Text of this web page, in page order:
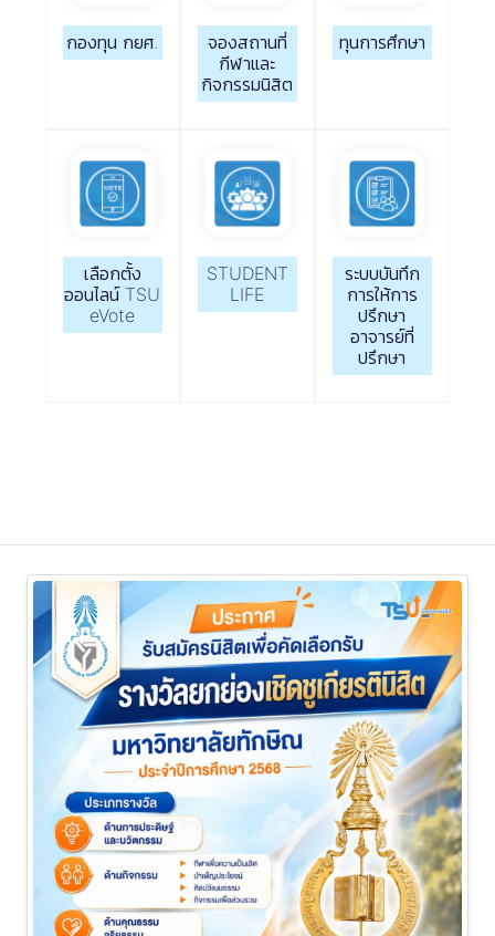
กองทุน กยศ.
จองสถานที่
กีฬาและ
กิจกรรมนิสิต
ทุนการศึกษา
เลือกตั้ง
ออนไลน์ TSU
eVote
STUDENT
LIFE
ระบบบันทึก
การให้การ
ปรึกษา
อาจารย์ที่
ปรึกษา